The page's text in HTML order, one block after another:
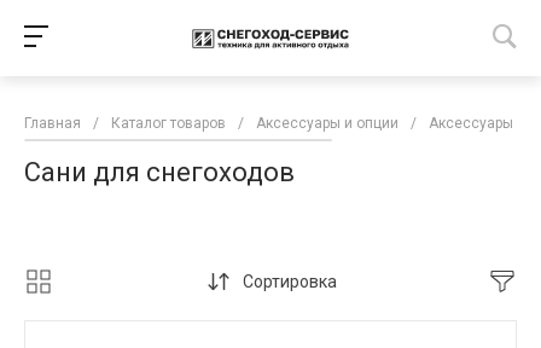
Главная / Каталог товаров / Аксессуары и опции / Аксессуары
Сани для снегоходов
Сортировка